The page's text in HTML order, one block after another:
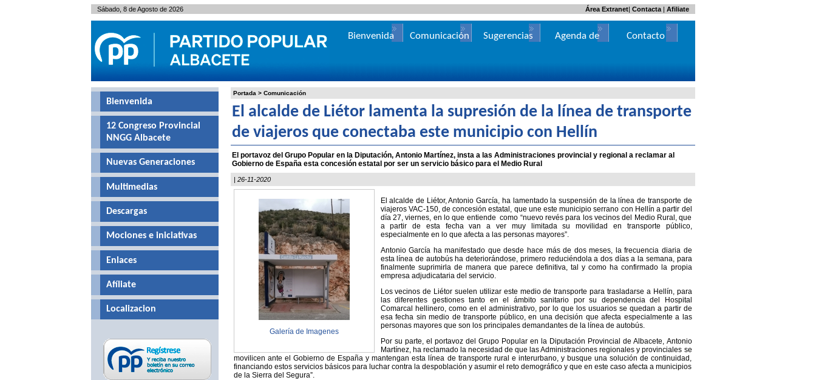
Portada > Comunicación
El alcalde de Liétor lamenta la supresión de la línea de transporte
de viajeros que conectaba este municipio con Hellín
El portavoz del Grupo Popular en la Diputación, Antonio Martínez, insta a las Administraciones provincial y regional a reclamar al
Gobierno de España esta concesión estatal por ser un servicio básico para el Medio Rural
| 26-11-2020
Galería de Imagenes
El alcalde de Liétor, Antonio García, ha lamentado la suspensión de la línea de transporte de
viajeros VAC-150, de concesión estatal, que une este municipio serrano con Hellín a partir del
día 27, viernes, en lo que entiende como “nuevo revés para los vecinos del Medio Rural, que
a partir de esta fecha van a ver muy limitada su movilidad en transporte público,
especialmente en lo que afecta a las personas mayores”.
Antonio García ha manifestado que desde hace más de dos meses, la frecuencia diaria de
esta línea de autobús ha deteriorándose, primero reduciéndola a dos días a la semana, para
finalmente suprimirla de manera que parece definitiva, tal y como ha confirmado la propia
empresa adjudicataria del servicio.
Los vecinos de Liétor suelen utilizar este medio de transporte para trasladarse a Hellín, para
las diferentes gestiones tanto en el ámbito sanitario por su dependencia del Hospital
Comarcal hellinero, como en el administrativo, por lo que los usuarios se quedan a partir de
esa fecha sin medio de transporte público, en una decisión que afecta especialmente a las
personas mayores que son los principales demandantes de la línea de autobús.
Por su parte, el portavoz del Grupo Popular en la Diputación Provincial de Albacete, Antonio
Martínez, ha reclamado la necesidad de que las Administraciones regionales y provinciales se
movilicen ante el Gobierno de España y mantengan esta línea de transporte rural e interurbano, y busque una solución de continuidad,
financiando estos servicios básicos para luchar contra la despoblación y asumir el reto demográfico y que en este caso afecta a municipios
de la Sierra del Segura”.
Bienvenida
12 Congreso Provincial
NNGG Albacete
Nuevas Generaciones
Multimedias
Descargas
Mociones e iniciativas
Enlaces
Afíliate
Localizacion
Sábado, 8 de Agosto de 2026 | Contacta| Afiliate
Área Extranet
Bienvenida Comunicación Sugerencias
Agenda de
Contacto